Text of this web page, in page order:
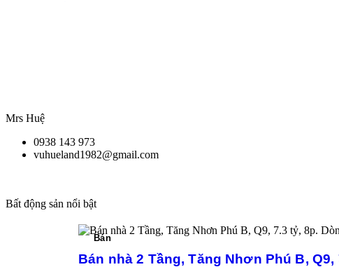
Mrs Huệ
0938 143 973
vuhueland1982@gmail.com
Bất động sản nổi bật
Bán
Bán nhà 2 Tầng, Tăng Nhơn Phú B,